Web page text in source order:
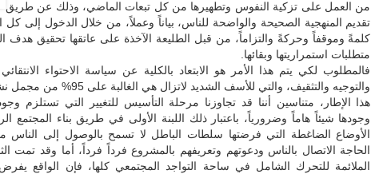
من العمل على تزكية النفوس وتطهيرها من كل تبعات الماضي، وذلك عن طريق
تقديم المنهجية الصحيحة والواضحة للناس، بياناً وعملاً، من خلال الدخول إلى كل
كلمةً وموقفاً وحركةً والتزاماً، من قبل الطليعة الآخذة على عاتقها تحقيق هدف
متطلبات استمراريتها وبقائها.
فالمطلوب لكي يتم هذا الأمر هو الابتعاد بالكلية عن سياسة الاحتواء
والتوجيه والتثقيف، والتي للأسف الشديد
هذا الإطار، متناسين أننا قد تجاوزنا مرحلة التأسيس للتغيير التي تستلزم
وجودها شيئاً هاماً وضرورياً، باعتبار ذلك اللبنة الأولى في طريق بناء المجتمع
الأوضاع الضاغطة التي فرضتها سلطات الباطل لا تسمح بالوصول إلى
الحاجة الاتصال بالناس ودعوتهم وتعريفهم بالمشروع فرداً فرداً، أما وقد تمت
الملائمة للتحرك الشامل في ساحة التواجد المجتمعي كلها، فإن الواقع يفرض